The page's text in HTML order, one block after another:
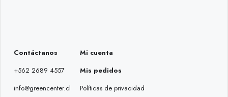
Contáctanos
+562 2689 4557
info@greencenter.cl
Mi cuenta
Mis pedidos
Políticas de privacidad